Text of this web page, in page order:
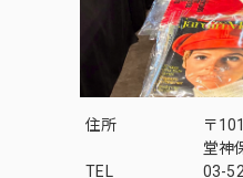
住所
〒
堂神
TEL
03-